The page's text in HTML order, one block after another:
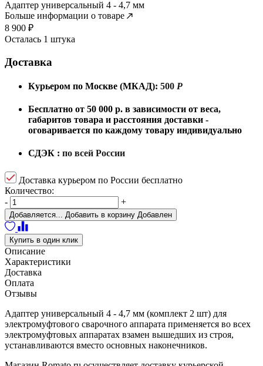
Адаптер универсальный 4 - 4,7 мм
Больше информации о товаре
8 900 ₽
Осталась 1 штука
Доставка
Курьером по Москве (МКАД): 500 Р
Бесплатно от 50 000 р. в зависимости от веса,
габаритов товара и расстояния доставки -
оговаривается по каждому товару индивидуально
СДЭК : по всей России
Доставка курьером по России бесплатно
Количество:
-
+
Добавляется... Добавить в корзину Добавлен
Купить в один клик
Описание
Характеристики
Доставка
Оплата
Отзывы
Адаптер универсальный 4 - 4,7 мм (комплект 2 шт) для
электромуфтового сварочного аппарата применяется во всех
электромуфтовых аппаратах взамен вышедших из строя,
устанавливаются вместо основных наконечников.